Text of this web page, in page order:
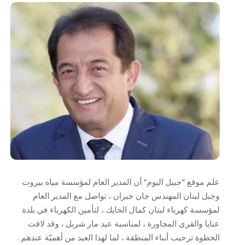
علم موقع “جبيل اليوم” أن المدير العام لمؤسسة مياه بيروت
وجبل لبنان المهندس جان جبران ، تواصل مع المدير العام
لمؤسسة كهرباء لبنان كمال الحايك ، لتأمين الكهرباء في بلدة
عنايا والقرى المجاورة ، لمناسبة عيد مار شربل ، وقد لاقت
الخطوة ترحيب أبناء المنطقة ، لما لهذا العيد من أهميّة عندهم .